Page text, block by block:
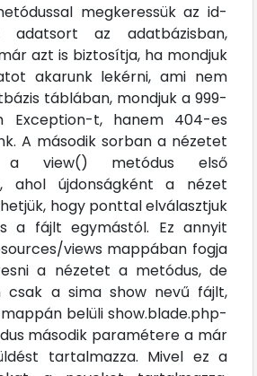
megkeressük az id-
adatsort az adatbázisban,
azt is biztosítja, ha mondjuk
akarunk lekérni, ami nem
táblában, mondjuk a 999-
Exception-t, hanem 404-es
A második sorban a nézetet
a view() metódus első
ahol újdonságként a nézet
hogy ponttal elválasztjuk
a fájlt egymástól. Ez annyit
views mappában fogja
a nézetet a metódus, de
csak a sima show nevű fájlt,
belüli show.blade.php-
második paramétere a már
tartalmazza. Mivel ez a